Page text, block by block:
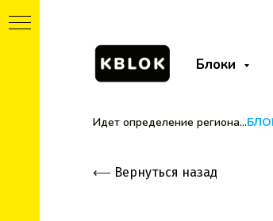
Блоки
Идет определение региона...
⟵ Вернуться назад